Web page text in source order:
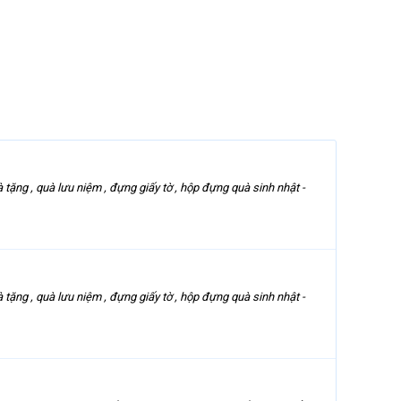
, quà lưu niệm , đựng giấy tờ , hộp đựng quà sinh nhật -
, quà lưu niệm , đựng giấy tờ , hộp đựng quà sinh nhật -